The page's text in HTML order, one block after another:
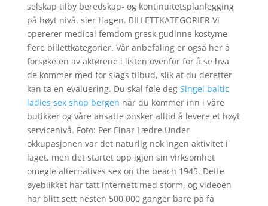
selskap tilby beredskap- og kontinuitetsplanlegging
på høyt nivå, sier Hagen. BILLETTKATEGORIER Vi
opererer medical femdom gresk gudinne kostyme
flere billettkategorier. Vår anbefaling er også her å
forsøke en av aktørene i listen ovenfor for å se hva
de kommer med for slags tilbud, slik at du deretter
kan ta en evaluering. Du skal føle deg Singel baltic
ladies sex shop bergen når du kommer inn i våre
butikker og våre ansatte ønsker alltid å levere et høyt
servicenivå. Foto: Per Einar Lædre Under
okkupasjonen var det naturlig nok ingen aktivitet i
laget, men det startet opp igjen sin virksomhet
omegle alternatives sex on the beach 1945. Dette
øyeblikket har tatt internett med storm, og videoen
har blitt sett nesten 500 000 ganger bare på få